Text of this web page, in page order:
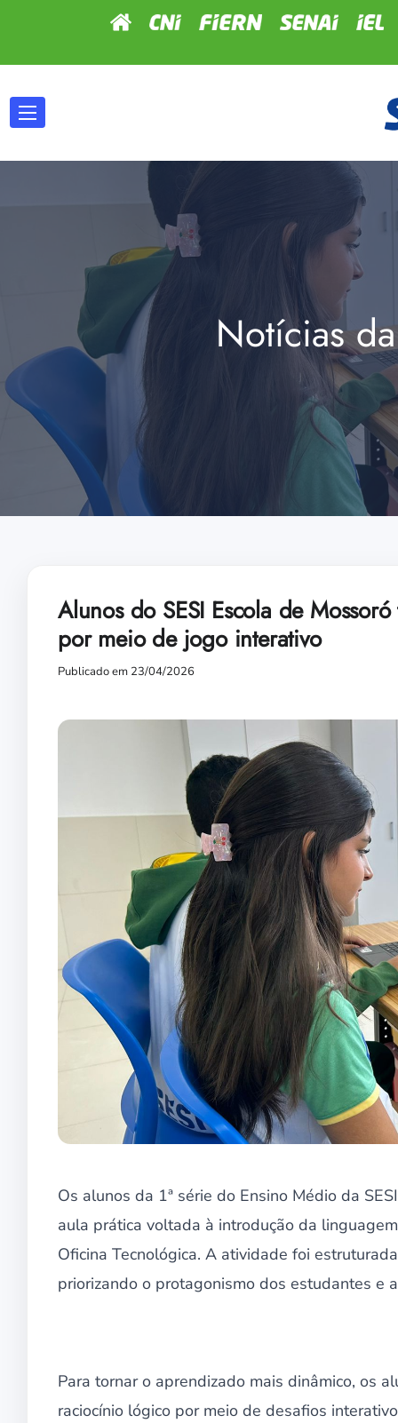
Notícias
Alunos do SESI Escola de
por meio de jogo interativo
Publicado em 23/04/2026
Os alunos da 1ª série do Ensino Médio da
aula prática voltada à introdução da
Oficina Tecnológica. A atividade foi
priorizando o protagonismo dos estudantes e
Para tornar o aprendizado mais dinâmico, os
raciocínio lógico por meio de desafios